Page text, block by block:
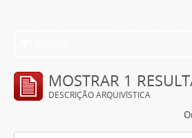
MOSTRAR 1
DESCRIÇÃO ARQUIVÍSTICA